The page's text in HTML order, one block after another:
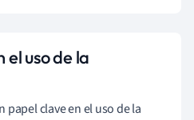
el uso de la
clave en el uso de la